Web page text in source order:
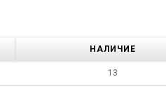
НАЛИЧИЕ
13